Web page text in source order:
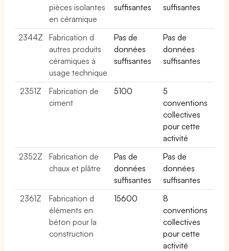
pièces isolantes
en céramique
suffisantes
suffisantes
2344Z
Fabrication d
autres produits
céramiques à
usage technique
Pas de
données
suffisantes
Pas de
données
suffisantes
2351Z
Fabrication de
ciment
5100
5
conventions
collectives
pour cette
activité
2352Z
Fabrication de
chaux et plâtre
Pas de
données
suffisantes
Pas de
données
suffisantes
2361Z
Fabrication d
éléments en
béton pour la
construction
15600
8
conventions
collectives
pour cette
activité